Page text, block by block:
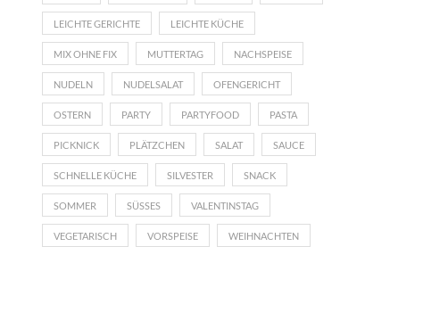
LEICHTE GERICHTE LEICHTE KÜCHE
MIX OHNE FIX MUTTERTAG NACHSPEISE
NUDELN NUDELSALAT OFENGERICHT
OSTERN PARTY PARTYFOOD PASTA
PICKNICK PLÄTZCHEN SALAT SAUCE
SCHNELLE KÜCHE SILVESTER SNACK
SOMMER SÜSSES VALENTINSTAG
VEGETARISCH VORSPEISE WEIHNACHTEN